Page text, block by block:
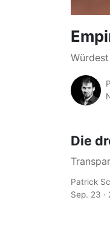
Die
Patrick
Sep. 23 ·